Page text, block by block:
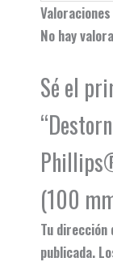
Valoraciones
No hay
Sé el
(100
Tu
publicada.